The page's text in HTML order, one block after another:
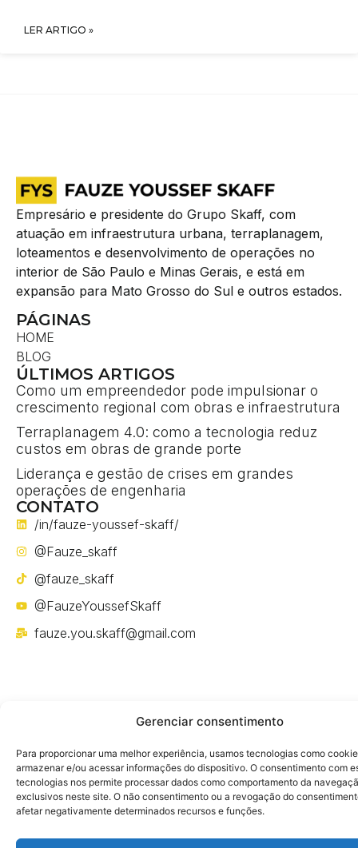
Gerenciar consentimento
Para proporcionar uma melhor experiência, usamos tecnologias como
armazenar e/ou acessar informações do dispositivo. O consentimento com
tecnologias nos permite processar dados como comportamento da
exclusivos neste site. O não consentimento ou a revogação do
afetar negativamente determinados recursos e funções.
LER ARTIGO »
Empresário e presidente do Grupo Skaff, com
atuação em infraestrutura urbana, terraplanagem,
loteamentos e desenvolvimento de operações no
interior de São Paulo e Minas Gerais, e está em
expansão para Mato Grosso do Sul e outros estados.
PÁGINAS
HOME
BLOG
ÚLTIMOS ARTIGOS
Como um empreendedor pode impulsionar o
crescimento regional com obras e infraestrutura
Terraplanagem 4.0: como a tecnologia reduz
custos em obras de grande porte
Liderança e gestão de crises em grandes
operações de engenharia
CONTATO
/in/fauze-youssef-skaff/
@Fauze_skaff
@fauze_skaff
@FauzeYoussefSkaff
fauze.you.skaff@gmail.com